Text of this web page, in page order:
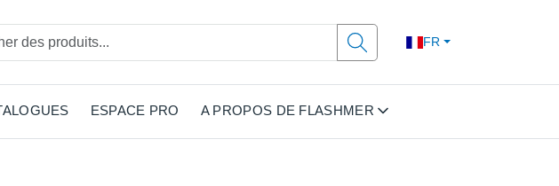
FR
ESPACE PRO A PROPOS DE FLASHMER